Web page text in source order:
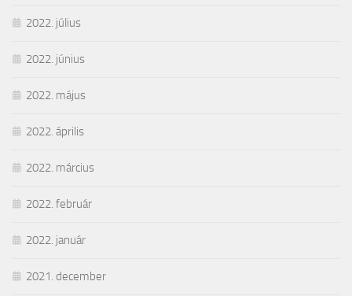
2022. július
2022. június
2022. május
2022. április
2022. március
2022. február
2022. január
2021. december